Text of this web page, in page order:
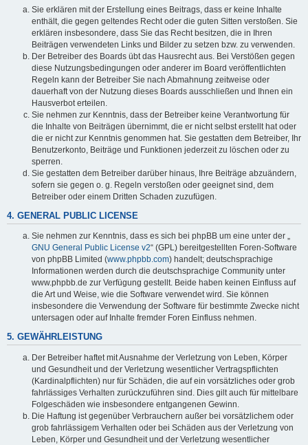
Sie erklären mit der Erstellung eines Beitrags, dass er keine Inhalte
enthält, die gegen geltendes Recht oder die guten Sitten verstoßen. Sie
erklären insbesondere, dass Sie das Recht besitzen, die in Ihren
Beiträgen verwendeten Links und Bilder zu setzen bzw. zu verwenden.
Der Betreiber des Boards übt das Hausrecht aus. Bei Verstößen gegen
diese Nutzungsbedingungen oder anderer im Board veröffentlichten
Regeln kann der Betreiber Sie nach Abmahnung zeitweise oder
dauerhaft von der Nutzung dieses Boards ausschließen und Ihnen ein
Hausverbot erteilen.
Sie nehmen zur Kenntnis, dass der Betreiber keine Verantwortung für
die Inhalte von Beiträgen übernimmt, die er nicht selbst erstellt hat oder
die er nicht zur Kenntnis genommen hat. Sie gestatten dem Betreiber, Ihr
Benutzerkonto, Beiträge und Funktionen jederzeit zu löschen oder zu
sperren.
Sie gestatten dem Betreiber darüber hinaus, Ihre Beiträge abzuändern,
sofern sie gegen o. g. Regeln verstoßen oder geeignet sind, dem
Betreiber oder einem Dritten Schaden zuzufügen.
4. GENERAL PUBLIC LICENSE
Sie nehmen zur Kenntnis, dass es sich bei phpBB um eine unter der „
GNU General Public License v2“ (GPL) bereitgestellten Foren-Software
von phpBB Limited (www.phpbb.com) handelt; deutschsprachige
Informationen werden durch die deutschsprachige Community unter
www.phpbb.de zur Verfügung gestellt. Beide haben keinen Einfluss auf
die Art und Weise, wie die Software verwendet wird. Sie können
insbesondere die Verwendung der Software für bestimmte Zwecke nicht
untersagen oder auf Inhalte fremder Foren Einfluss nehmen.
5. GEWÄHRLEISTUNG
Der Betreiber haftet mit Ausnahme der Verletzung von Leben, Körper
und Gesundheit und der Verletzung wesentlicher Vertragspflichten
(Kardinalpflichten) nur für Schäden, die auf ein vorsätzliches oder grob
fahrlässiges Verhalten zurückzuführen sind. Dies gilt auch für mittelbare
Folgeschäden wie insbesondere entgangenen Gewinn.
Die Haftung ist gegenüber Verbrauchern außer bei vorsätzlichem oder
grob fahrlässigem Verhalten oder bei Schäden aus der Verletzung von
Leben, Körper und Gesundheit und der Verletzung wesentlicher